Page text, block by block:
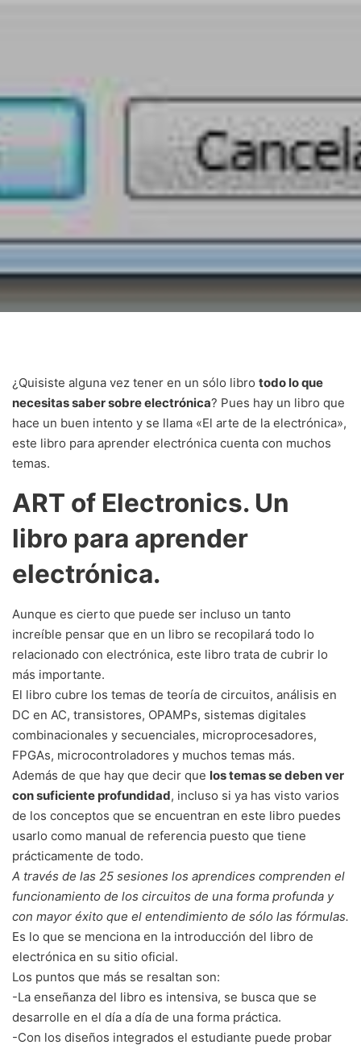
¿Quisiste alguna vez tener en un sólo libro todo lo que
necesitas saber sobre electrónica? Pues hay un libro que
hace un buen intento y se llama «El arte de la electrónica»,
este libro para aprender electrónica cuenta con muchos
temas.
ART of Electronics. Un
libro para aprender
electrónica.
Aunque es cierto que puede ser incluso un tanto
increíble pensar que en un libro se recopilará todo lo
relacionado con electrónica, este libro trata de cubrir lo
más importante.
El libro cubre los temas de teoría de circuitos, análisis en
DC en AC, transistores, OPAMPs, sistemas digitales
combinacionales y secuenciales, microprocesadores,
FPGAs, microcontroladores y muchos temas más.
Además de que hay que decir que los temas se deben ver
con suficiente profundidad, incluso si ya has visto varios
de los conceptos que se encuentran en este libro puedes
usarlo como manual de referencia puesto que tiene
prácticamente de todo.
A través de las 25 sesiones los aprendices comprenden el
funcionamiento de los circuitos de una forma profunda y
con mayor éxito que el entendimiento de sólo las fórmulas.
Es lo que se menciona en la introducción del libro de
electrónica en su sitio oficial.
Los puntos que más se resaltan son:
-La enseñanza del libro es intensiva, se busca que se
desarrolle en el día a día de una forma práctica.
-Con los diseños integrados el estudiante puede probar